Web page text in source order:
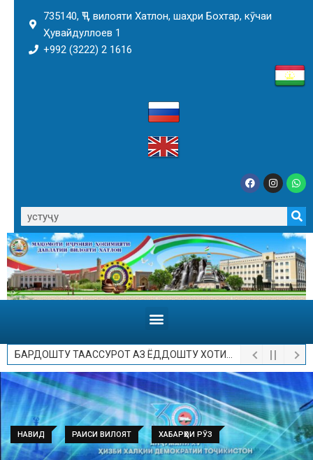
735140, ҶТ, вилояти Хатлон, шаҳри Бохтар, кӯчаи
Ҳувайдуллоев 1
+992 (3222) 2 1616
БАРДОШТУ ТААССУРОТ АЗ ЁДДОШТУ ХОТИРОТ.
НАВИД РАИСИ ВИЛОЯТ ХАБАРҲОИ РӮЗ